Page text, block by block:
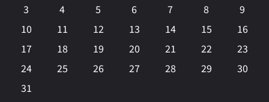
3
4 5 6 7 8
9
10
11 12 13 14 15
16
17
18 19 20 21 22
23
24
25 26 27 28 29
30
31